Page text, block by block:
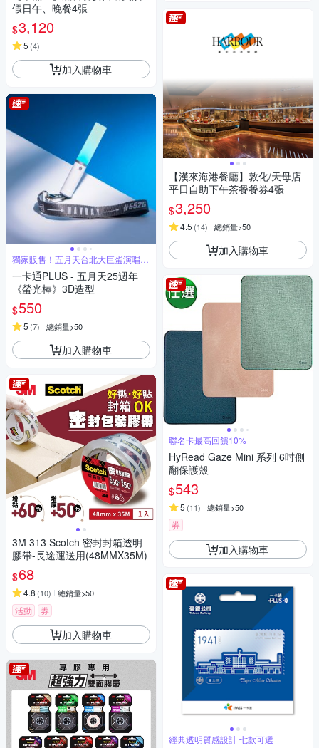
假日午、晚餐4張
$3,120
5 (4)
加入購物車
獨家販售！五月天台北大巨蛋演唱會
限定周邊
一卡通PLUS - 五月天25週年
《螢光棒》3D造型
$550
5 (7) 總銷量>50
加入購物車
3M 313 Scotch 密封封箱透明
膠帶-長途運送用(48MMX35M)
$68
4.8 (10) 總銷量>50
活動 券
加入購物車
【漢來海港餐廳】敦化/天母店
平日自助下午茶餐餐券4張
$3,250
4.5 (14) 總銷量>50
加入購物車
聯名卡最高回饋10%
HyRead Gaze Mini 系列 6吋側
翻保護殼
$543
5 (11) 總銷量>50
券
加入購物車
經典透明質感設計 七款可選